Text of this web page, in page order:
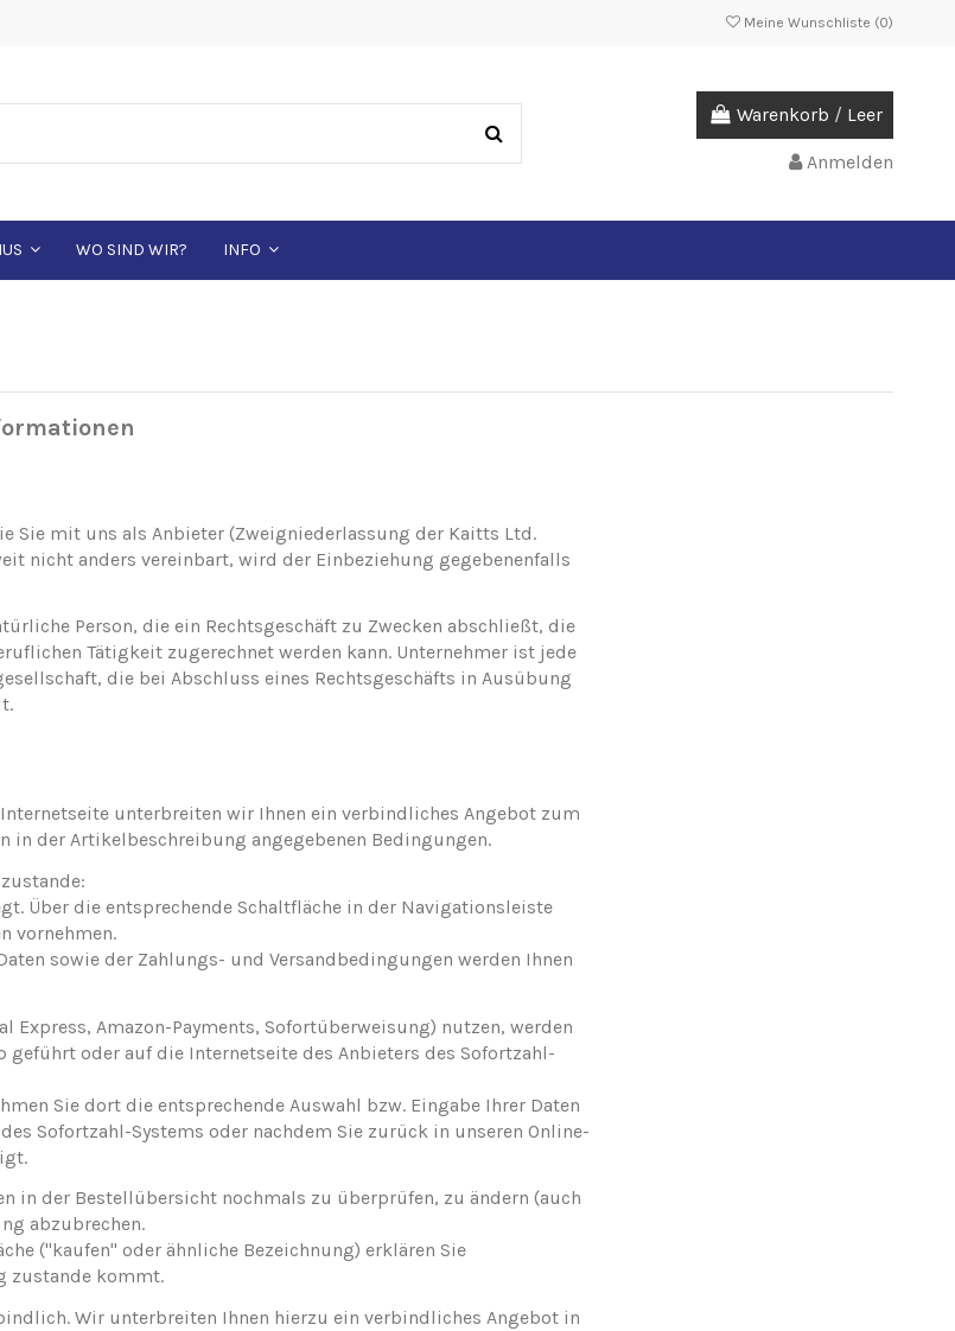
Meine Wunschliste (0)
Warenkorb / Leer
Anmelden
WO SIND WIR? INFO
Sie mit uns als Anbieter (Zweigniederlassung der Kaitts Ltd.
nicht anders vereinbart, wird der Einbeziehung gegebenenfalls
Person, die ein Rechtsgeschäft zu Zwecken abschließt, die
Tätigkeit zugerechnet werden kann. Unternehmer ist jede
die bei Abschluss eines Rechtsgeschäfts in Ausübung
unterbreiten wir Ihnen ein verbindliches Angebot zum
in der Artikelbeschreibung angegebenen Bedingungen.
Über die entsprechende Schaltfläche in der Navigationsleiste
vornehmen.
sowie der Zahlungs- und Versandbedingungen werden Ihnen
Express, Amazon-Payments, Sofortüberweisung) nutzen, werden
oder auf die Internetseite des Anbieters des Sofortzahl-
Sie dort die entsprechende Auswahl bzw. Eingabe Ihrer Daten
Sofortzahl-Systems oder nachdem Sie zurück in unseren Online-
in der Bestellübersicht nochmals zu überprüfen, zu ändern (auch
abzubrechen.
("kaufen" oder ähnliche Bezeichnung) erklären Sie
zustande kommt.
Wir unterbreiten Ihnen hierzu ein verbindliches Angebot in